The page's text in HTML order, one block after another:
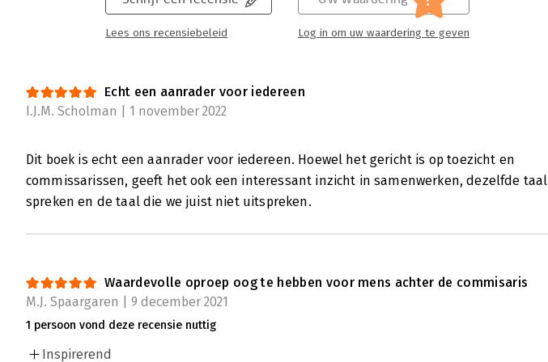
Lees ons recensiebeleid Log in om uw waardering te geven
Echt een aanrader voor iedereen
I.J.M. Scholman | 1 november 2022
Dit boek is echt een aanrader voor iedereen. Hoewel het gericht is op toezicht en
commissarissen, geeft het ook een interessant inzicht in samenwerken, dezelfde taal
spreken en de taal die we juist niet uitspreken.
Waardevolle oproep oog te hebben voor mens achter de commisaris
M.J. Spaargaren | 9 december 2021
1 persoon vond deze recensie nuttig
Inspirerend